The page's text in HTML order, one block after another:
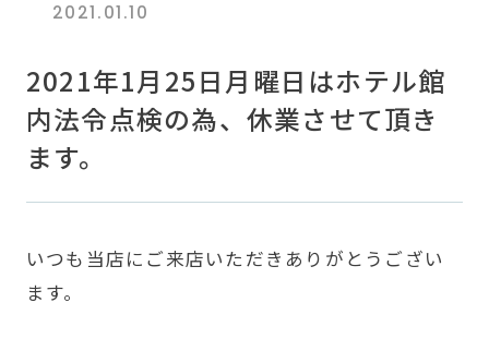
2021年1月25日月曜日はホテル館
内法令点検の為、休業させて頂き
ます。
2021.01.10
いつも当店にご来店いただきありがとうござい
ます。